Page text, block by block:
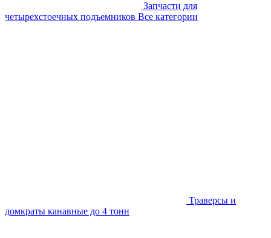
Запчасти для
четырехстоечных подъемников Все категории
Траверсы и
домкраты канавные до 4 тонн